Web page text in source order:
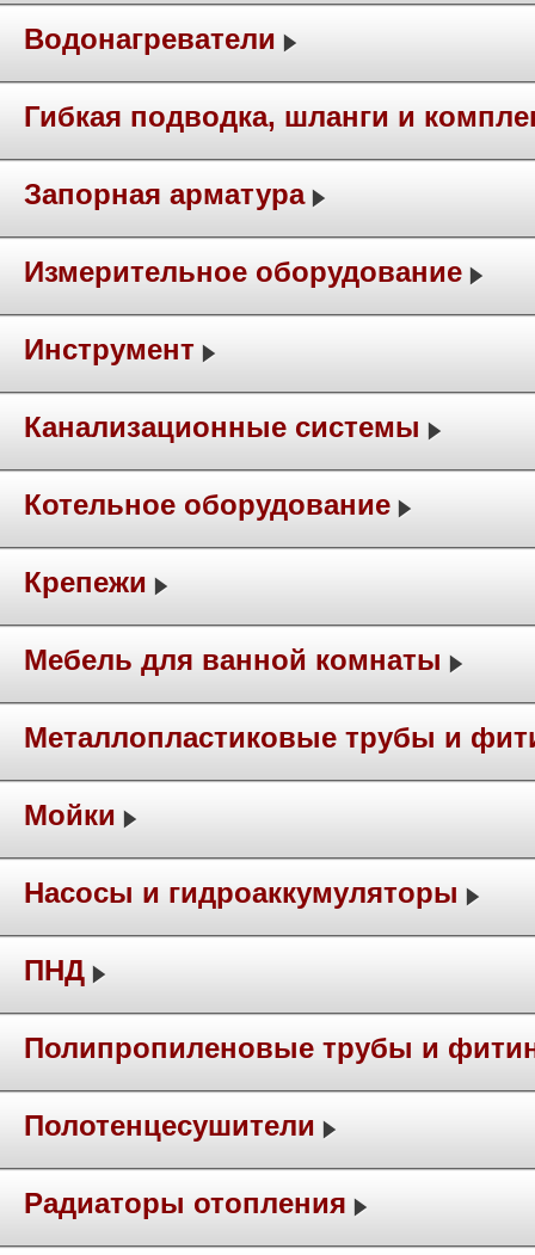
Водонагреватели
Гибкая подводка, шланги и
Запорная арматура
Измерительное оборудование
Инструмент
Канализационные системы
Котельное оборудование
Крепежи
Мебель для ванной комнаты
Металлопластиковые трубы и
Мойки
Насосы и гидроаккумуляторы
ПНД
Полипропиленовые трубы и
Полотенцесушители
Радиаторы отопления